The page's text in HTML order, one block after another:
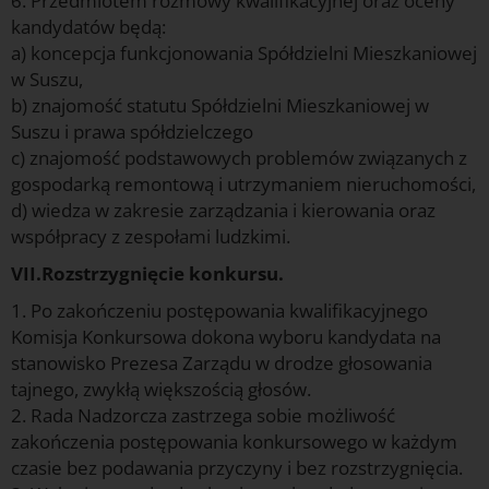
kandydatów będą:
a) koncepcja funkcjonowania Spółdzielni Mieszkaniowej
w Suszu,
b) znajomość statutu Spółdzielni Mieszkaniowej w
Suszu i prawa spółdzielczego
c) znajomość podstawowych problemów związanych z
gospodarką remontową i utrzymaniem nieruchomości,
d) wiedza w zakresie zarządzania i kierowania oraz
współpracy z zespołami ludzkimi.
VII.Rozstrzygnięcie konkursu.
1. Po zakończeniu postępowania kwalifikacyjnego
Komisja Konkursowa dokona wyboru kandydata na
stanowisko Prezesa Zarządu w drodze głosowania
tajnego, zwykłą większością głosów.
2. Rada Nadzorcza zastrzega sobie możliwość
zakończenia postępowania konkursowego w każdym
czasie bez podawania przyczyny i bez rozstrzygnięcia.